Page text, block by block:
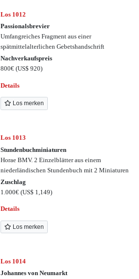
Los 1012
Passionalsbrevier
Umfangreiches Fragment aus einer
spätmittelalterlichen Gebetshandschrift
Nachverkaufspreis
800€(US$ 920)
Details
Los merken
Los 1013
Stundenbuchminiaturen
Horae BMV. 2 Einzelblätter aus einem
niederländischen Stundenbuch mit 2 Miniaturen
Zuschlag
1.000€(US$ 1,149)
Details
Los merken
Los 1014
Johannes von Neumarkt